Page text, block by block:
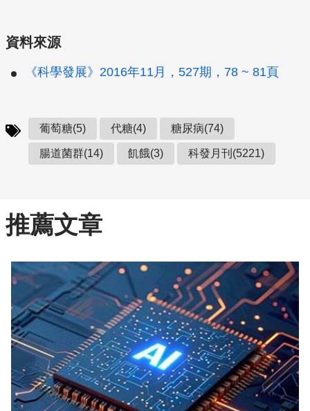
資料來源
《科學發展》2016年11月，527期，78 ~ 81頁
葡萄糖(5) 代糖(4) 糖尿病(74)
腸道菌群(14) 飢餓(3) 科發月刊(5221)
推薦文章